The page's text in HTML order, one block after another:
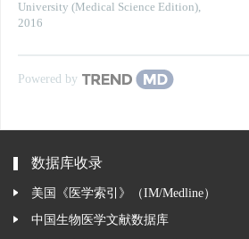
University (Medical Science Edition),
2016
Powered by
数据库收录
美国《医学索引》（IM/Medline）
中国生物医学文献数据库